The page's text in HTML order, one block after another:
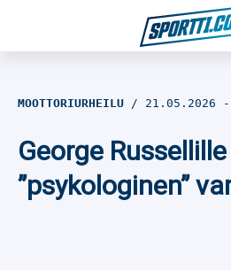
Jalkapallo
MOOTTORIURHEILU 21.05.2026 -
George Russellille
”psykologinen”